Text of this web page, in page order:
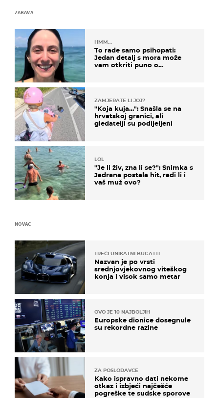
ZABAVA
HMM…
To rade samo psihopati:
Jedan detalj s mora može
vam otkriti puno o
ZAMJERATE LI JOJ?
"Koja kuja…": Snašla se na
hrvatskoj granici, ali
gledatelji su podijeljeni
LOL
"Je li živ, zna li se?": Snimka s
Jadrana postala hit, radi li i
vaš muž ovo?
NOVAC
TREĆI UNIKATNI BUGATTI
Nazvan je po vrsti
srednjovjekovnog viteškog
konja i visok samo metar
OVO JE 10 NAJBOLJIH
Europske dionice dosegnule
su rekordne razine
ZA POSLODAVCE
Kako ispravno dati nekome
otkaz i izbjeći najčešće
pogreške te sudske sporove